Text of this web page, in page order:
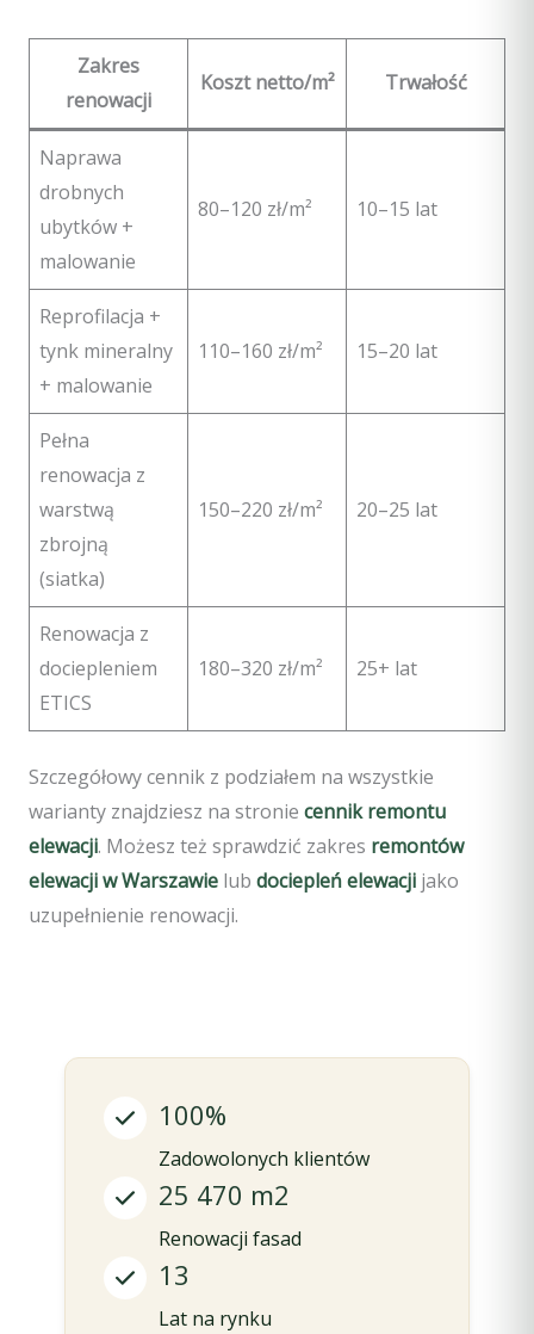
Zakres
renowacji
Koszt netto/m² Trwałość
Naprawa
drobnych
ubytków +
malowanie
80–120 zł/m² 10–15 lat
Reprofilacja +
tynk mineralny
+ malowanie
110–160 zł/m² 15–20 lat
Pełna
renowacja z
warstwą
zbrojną
(siatka)
150–220 zł/m² 20–25 lat
Renowacja z
dociepleniem
ETICS
180–320 zł/m² 25+ lat
Szczegółowy cennik z podziałem na wszystkie
warianty znajdziesz na stronie cennik remontu
elewacji. Możesz też sprawdzić zakres remontów
elewacji w Warszawie lub dociepleń elewacji jako
uzupełnienie renowacji.
100%
Zadowolonych klientów
25 470 m2
Renowacji fasad
13
Lat na rynku